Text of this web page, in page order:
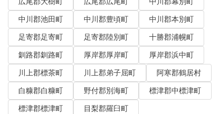
中川郡池田町
中川郡豊頃町
中川郡本別町
足寄郡足寄町
足寄郡陸別町
十勝郡浦幌町
釧路郡釧路町
厚岸郡厚岸町
厚岸郡浜中町
川上郡標茶町
川上郡弟子屈町
阿寒郡鶴居村
白糠郡白糠町
野付郡別海町
標津郡中標津町
標津郡標津町
目梨郡羅臼町